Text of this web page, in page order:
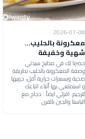
2026-07-08
معكرونة بالحليب...
شهية وخفيفة
حضرنا لك في مطبخ سيدتي
وصفة المعكرونة بالحليب بطريقة
صحية وبسعرات حرارية أقل، جربيها
و استمتعي بها أثناء اتباعك
للرجيم. اقرئي ايضاً : دجاج مع
الباستا والجبن بالفرن